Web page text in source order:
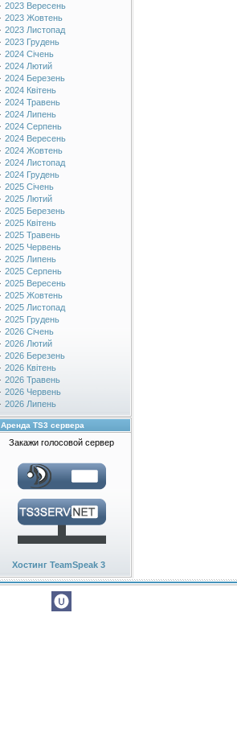
2023 Вересень
2023 Жовтень
2023 Листопад
2023 Грудень
2024 Січень
2024 Лютий
2024 Березень
2024 Квітень
2024 Травень
2024 Липень
2024 Серпень
2024 Вересень
2024 Жовтень
2024 Листопад
2024 Грудень
2025 Січень
2025 Лютий
2025 Березень
2025 Квітень
2025 Травень
2025 Червень
2025 Липень
2025 Серпень
2025 Вересень
2025 Жовтень
2025 Листопад
2025 Грудень
2026 Січень
2026 Лютий
2026 Березень
2026 Квітень
2026 Травень
2026 Червень
2026 Липень
Аренда TS3 сервера
Закажи голосовой сервер
Хостинг TeamSpeak 3